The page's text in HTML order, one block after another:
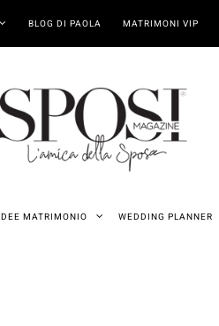
BLOG DI PAOLA MATRIMONI VIP
MATRIMONIO WEDDING PLANNER